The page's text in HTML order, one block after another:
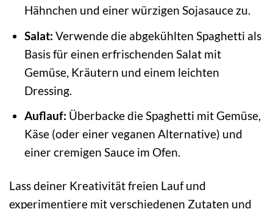
Hähnchen und einer würzigen Sojasauce zu.
Salat: Verwende die abgekühlten Spaghetti als
Basis für einen erfrischenden Salat mit
Gemüse, Kräutern und einem leichten
Dressing.
Auflauf: Überbacke die Spaghetti mit Gemüse,
Käse (oder einer veganen Alternative) und
einer cremigen Sauce im Ofen.
Lass deiner Kreativität freien Lauf und
experimentiere mit verschiedenen Zutaten und